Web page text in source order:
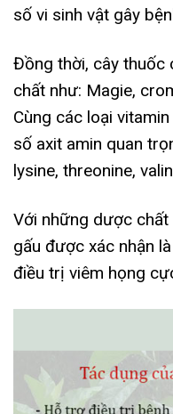
số vi sinh vật gây
Đồng thời, cây thuốc
chất như: Magie,
Cùng các loại
số axit amin quan
lysine, threonine,
Với những dược
gấu được xác nhận
điều trị viêm họng